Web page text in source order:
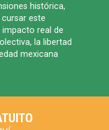
histórica,
este
real de
la libertad
mexicana